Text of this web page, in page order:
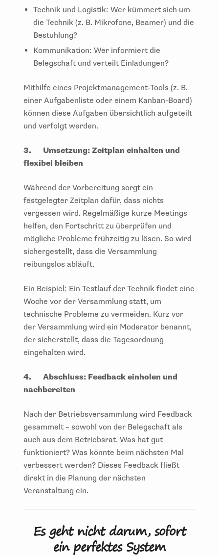
Technik und Logistik: Wer kümmert sich um
die Technik (z. B. Mikrofone, Beamer) und die
Bestuhlung?
Kommunikation: Wer informiert die
Belegschaft und verteilt Einladungen?
Mithilfe eines Projektmanagement-Tools (z. B.
einer Aufgabenliste oder einem Kanban-Board)
können diese Aufgaben übersichtlich aufgeteilt
und verfolgt werden.
3. Umsetzung: Zeitplan einhalten und
flexibel bleiben
Während der Vorbereitung sorgt ein
festgelegter Zeitplan dafür, dass nichts
vergessen wird. Regelmäßige kurze Meetings
helfen, den Fortschritt zu überprüfen und
mögliche Probleme frühzeitig zu lösen. So wird
sichergestellt, dass die Versammlung
reibungslos abläuft.
Ein Beispiel: Ein Testlauf der Technik findet eine
Woche vor der Versammlung statt, um
technische Probleme zu vermeiden. Kurz vor
der Versammlung wird ein Moderator benannt,
der sicherstellt, dass die Tagesordnung
eingehalten wird.
4. Abschluss: Feedback einholen und
nachbereiten
Nach der Betriebsversammlung wird Feedback
gesammelt – sowohl von der Belegschaft als
auch aus dem Betriebsrat. Was hat gut
funktioniert? Was könnte beim nächsten Mal
verbessert werden? Dieses Feedback fließt
direkt in die Planung der nächsten
Veranstaltung ein.
Es geht nicht darum, sofort
ein perfektes System